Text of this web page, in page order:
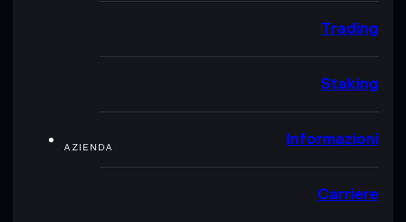
Trading
Staking
AZIENDA Informazioni
Carriere